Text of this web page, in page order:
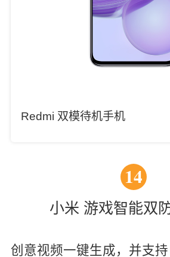
Redmi 双模待机手机
14
小米 游戏智能双
创意视频一键生成，并支